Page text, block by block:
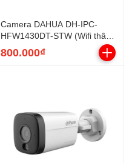
Camera DAHUA DH-IPC-
HFW1430DT-STW (Wifi thân
4MP, Loa mic)
800.000₫